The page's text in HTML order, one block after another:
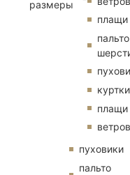
размеры
плащи
куртки
плащи
пуховики
пальто